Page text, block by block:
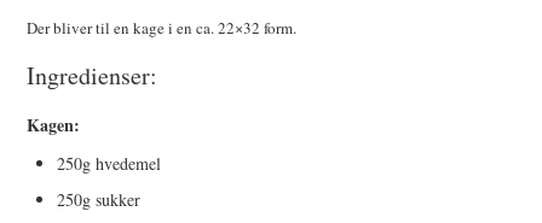
VEGANSKE BLOGS
TIPS/TRICKS
Der bliver til en kage i en ca. 22×32 form.
Ingredienser:
Kagen:
250g hvedemel
250g sukker